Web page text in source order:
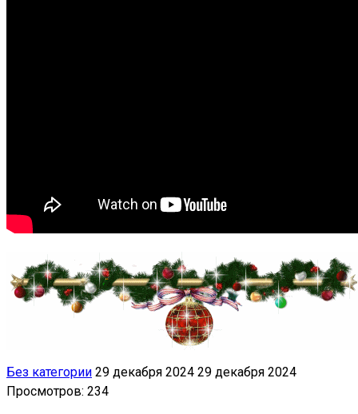
Без категории 29 декабря 2024 29 декабря 2024
Просмотров: 234